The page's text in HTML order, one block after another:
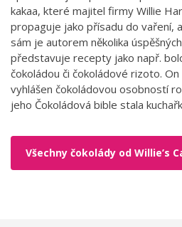
kakaa, které majitel firmy Willie
propaguje jako přísadu do vaření,
sám je autorem několika
představuje recepty jako např.
čokoládou či čokoládové rizoto.
vyhlášen čokoládovou osobností
jeho Čokoládová bible stala
Všechny čokolády od Willie’s